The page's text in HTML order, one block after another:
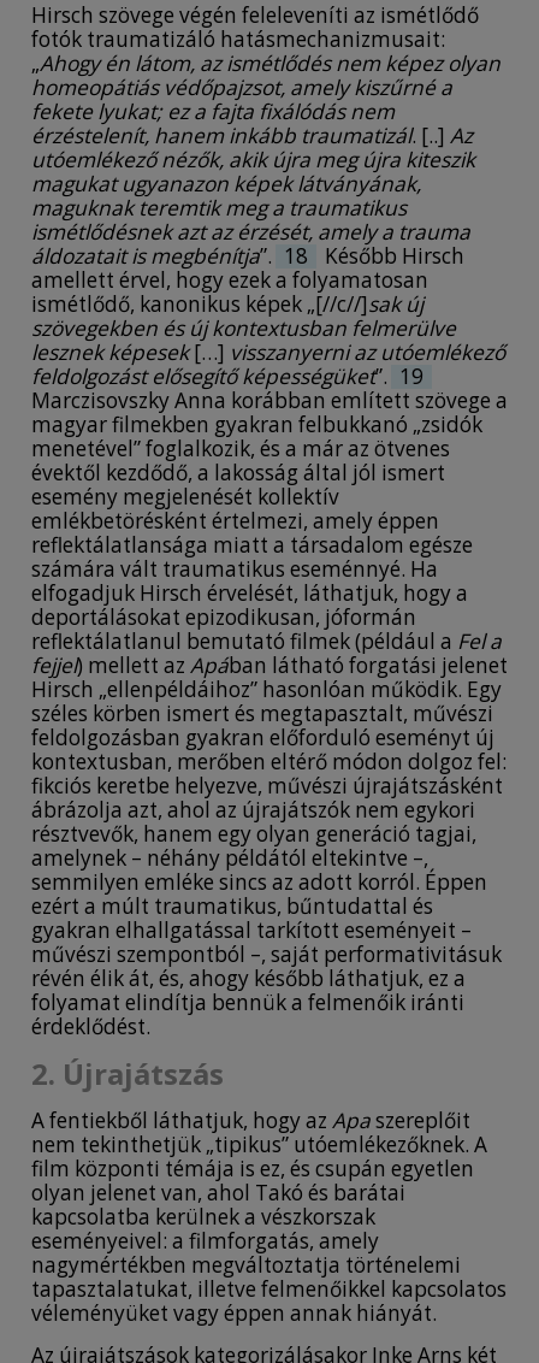
Hirsch szövege végén feleleveníti az ismétlődő
fotók traumatizáló hatásmechanizmusait:
„Ahogy én látom, az ismétlődés nem képez olyan
homeopátiás védőpajzsot, amely kiszűrné a
fekete lyukat; ez a fajta fixálódás nem
érzéstelenít, hanem inkább traumatizál. [..] Az
utóemlékező nézők, akik újra meg újra kiteszik
magukat ugyanazon képek látványának,
maguknak teremtik meg a traumatikus
ismétlődésnek azt az érzését, amely a trauma
áldozatait is megbénítja”. 18
Később Hirsch
amellett érvel, hogy ezek a folyamatosan
ismétlődő, kanonikus képek „[//c//]sak új
szövegekben és új kontextusban felmerülve
lesznek képesek[…] visszanyerni az utóemlékező
feldolgozást elősegítő képességüket”. 19
Marczisovszky Anna korábban említett szövege a
magyar filmekben gyakran felbukkanó „zsidók
menetével” foglalkozik, és a már az ötvenes
évektől kezdődő, a lakosság által jól ismert
esemény megjelenését kollektív
emlékbetörésként értelmezi, amely éppen
reflektálatlansága miatt a társadalom egésze
számára vált traumatikus eseménnyé. Ha
elfogadjuk Hirsch érvelését, láthatjuk, hogy a
deportálásokat epizodikusan, jóformán
reflektálatlanul bemutató filmek (például a Fel a
fejjel) mellett az Apában látható forgatási jelenet
Hirsch „ellenpéldáihoz” hasonlóan működik. Egy
széles körben ismert és megtapasztalt, művészi
feldolgozásban gyakran előforduló eseményt új
kontextusban, merőben eltérő módon dolgoz fel:
fikciós keretbe helyezve, művészi újrajátszásként
ábrázolja azt, ahol az újrajátszók nem egykori
résztvevők, hanem egy olyan generáció tagjai,
amelynek – néhány példától eltekintve –,
semmilyen emléke sincs az adott korról. Éppen
ezért a múlt traumatikus, bűntudattal és
gyakran elhallgatással tarkított eseményeit –
művészi szempontból –, saját performativitásuk
révén élik át, és, ahogy később láthatjuk, ez a
folyamat elindítja bennük a felmenőik iránti
érdeklődést.
2. Újrajátszás
A fentiekből láthatjuk, hogy az Apaszereplőit
nem tekinthetjük „tipikus” utóemlékezőknek. A
film központi témája is ez, és csupán egyetlen
olyan jelenet van, ahol Takó és barátai
kapcsolatba kerülnek a vészkorszak
eseményeivel: a filmforgatás, amely
nagymértékben megváltoztatja történelemi
tapasztalatukat, illetve felmenőikkel kapcsolatos
véleményüket vagy éppen annak hiányát.
Az újrajátszások kategorizálásakor Inke Arns két